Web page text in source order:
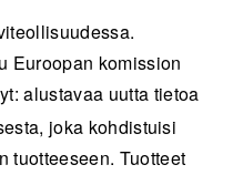
Euroopan komission
alustavaa uutta tietoa
joka kohdistuisi
tuotteeseen. Tuotteet